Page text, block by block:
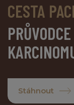
CESTA
Stáhnout